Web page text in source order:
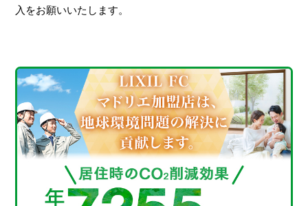
入をお願いいたします。